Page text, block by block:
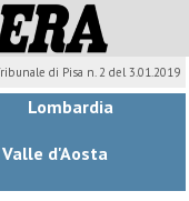
di Pisa n. 2 del 3.01.2019
Lombardia
Valle d'Aosta